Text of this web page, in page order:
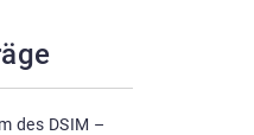
des DSIM –